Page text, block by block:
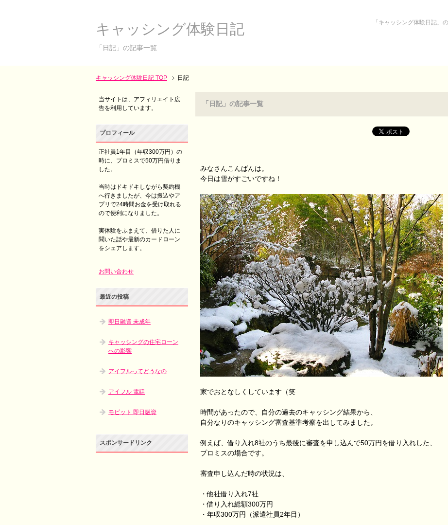
キャッシング体験日記
「日記」の記事一覧
「キャッシング体験日記」
キャッシング体験日記 TOP 日記
「日記」の記事一覧
みなさんこんばんは。
今日は雪がすごいですね！
家でおとなしくしています（笑
時間があったので、自分の過去のキャッシング結果から、
自分なりのキャッシング審査基準考察を出してみました。
例えば、借り入れ8社のうち最後に審査を申し込んで50万円を借り入れした、
プロミスの場合です。
審査申し込んだ時の状況は、
・他社借り入れ7社
・借り入れ総額300万円
・年収300万円（派遣社員2年目）
当サイトは、アフィリエイト広
告を利用しています。
プロフィール
正社員1年目（年収300万円）の
時に、プロミスで50万円借りま
した。
当時はドキドキしながら契約機
へ行きましたが、今は振込やア
プリで24時間お金を受け取れる
ので便利になりました。
実体験をふまえて、借りた人に
聞いた話や最新のカードローン
をシェアします。
お問い合わせ
最近の投稿
即日融資 未成年
キャッシングの住宅ローン
への影響
アイフルってどうなの
アイフル 電話
モビット 即日融資
スポンサードリンク